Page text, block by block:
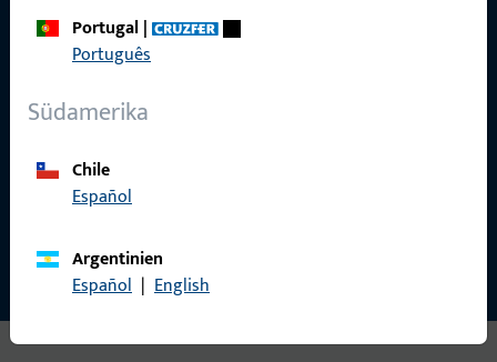
Portugal|
Português
Südamerika
Chile
Español
Argentinien
Español | English
Indu­s­triestr. 12
3422 Rüdt­ligen